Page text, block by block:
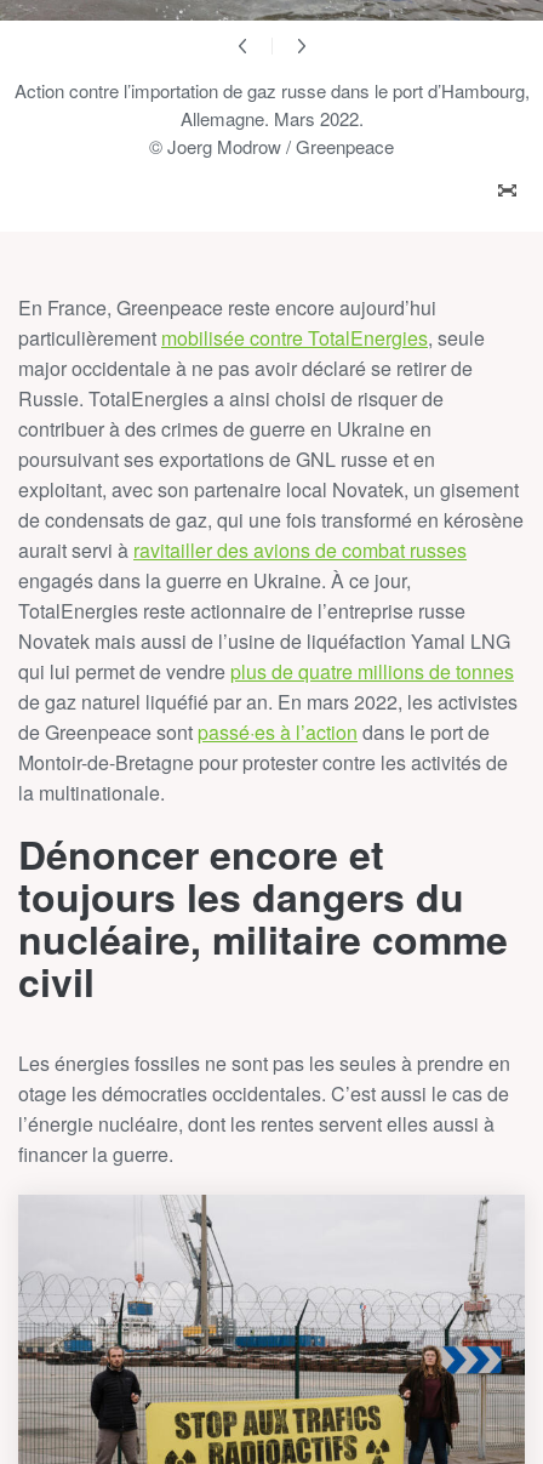
Action contre l’importation de gaz russe dans le port d’Hambourg,
Allemagne. Mars 2022.
© Joerg Modrow / Greenpeace
En France, Greenpeace reste encore aujourd’hui
particulièrement mobilisée contre TotalEnergies, seule
major occidentale à ne pas avoir déclaré se retirer de
Russie. TotalEnergies a ainsi choisi de risquer de
contribuer à des crimes de guerre en Ukraine en
poursuivant ses exportations de GNL russe et en
exploitant, avec son partenaire local Novatek, un gisement
de condensats de gaz, qui une fois transformé en kérosène
aurait servi à ravitailler des avions de combat russes
engagés dans la guerre en Ukraine. À ce jour,
TotalEnergies reste actionnaire de l’entreprise russe
Novatek mais aussi de l’usine de liquéfaction Yamal LNG
qui lui permet de vendreplus de quatre millions de tonnes
de gaz naturel liquéfié par an. En mars 2022, les activistes
de Greenpeace sontpassé·es à l’action dans le port de
Montoir-de-Bretagne pour protester contre les activités de
la multinationale.
Dénoncer encore et
toujours les dangers du
nucléaire, militaire comme
civil
Les énergies fossiles ne sont pas les seules à prendre en
otage les démocraties occidentales. C’est aussi le cas de
l’énergie nucléaire, dont les rentes servent elles aussi à
financer la guerre.